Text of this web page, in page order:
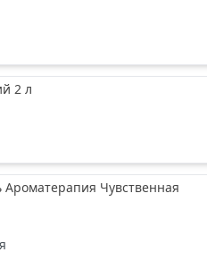
2 л
Чувственная